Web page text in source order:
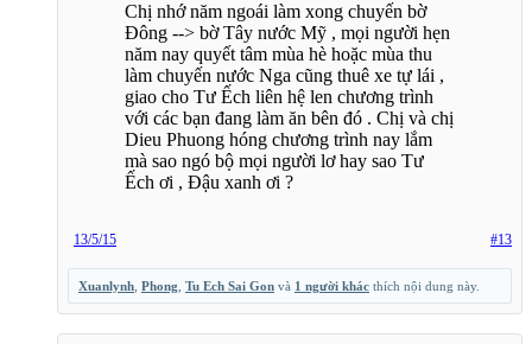
Chị nhớ năm ngoái làm xong chuyến bờ
Đông --> bờ Tây nước Mỹ , mọi người hẹn
năm nay quyết tâm mùa hè hoặc mùa thu
làm chuyến nước Nga cũng thuê xe tự lái ,
giao cho Tư Ếch liên hệ len chương trình
với các bạn đang làm ăn bên đó . Chị và chị
Dieu Phuong hóng chương trình nay lắm
mà sao ngó bộ mọi người lơ hay sao Tư
Ếch ơi , Đậu xanh ơi ?
#13
13/5/15
Xuanlynh Phong Tu Ech Sai Gon và 1 người khác thích nội dung này.